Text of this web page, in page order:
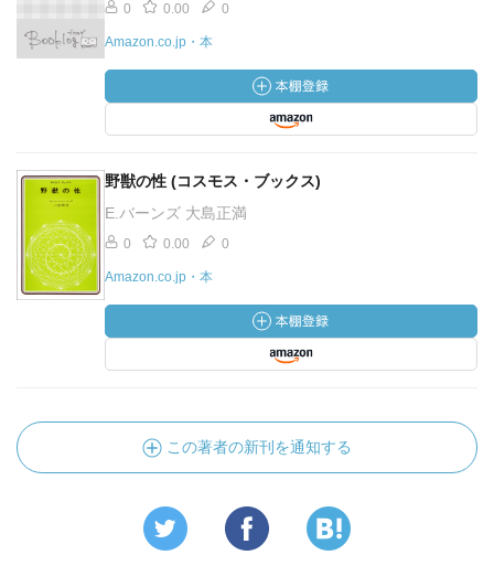
0 0.00 0
Amazon.co.jp・本
野獣の性 (コスモス・ブックス)
E.バーンズ 大島正満
0 0.00 0
Amazon.co.jp・本
この著者の新刊を通知する